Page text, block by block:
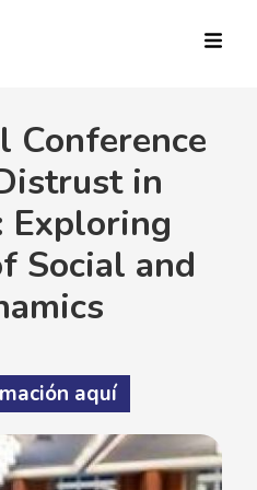
Conference
in
Exploring
Social and
aquí